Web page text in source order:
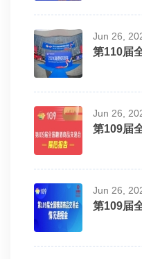
Jun 26,
第110届
Jun 26,
第109届
Jun 26,
第109届